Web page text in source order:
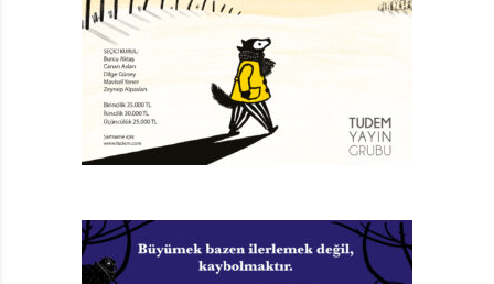
miladını. Lübnan’lı öğretmeni Hasmig’in tatlı sert
kılavuzluğuyla dalıyor notalar dünyasına. Çalıyor
silkiniyor, yeğnik değil artık toplumun şaşı kantarında,
kırk okka çekiyor! Şiir görse şer sayacak o aynı çocuk,
Shakespeare olmuş şakıyor.
çekiyor. Sınıfın başarı abidesi, kusursuz Ines ürkerken,
İskender arka çıkıyor ona solfej kursunda. Kuru metni